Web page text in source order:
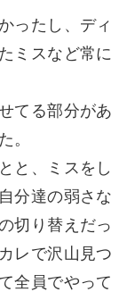
ったし、ディ
ミスなど常に
てる部分があ
。
と、ミスをし
分達の弱さな
切り替えだっ
レで沢山見つ
全員でやって